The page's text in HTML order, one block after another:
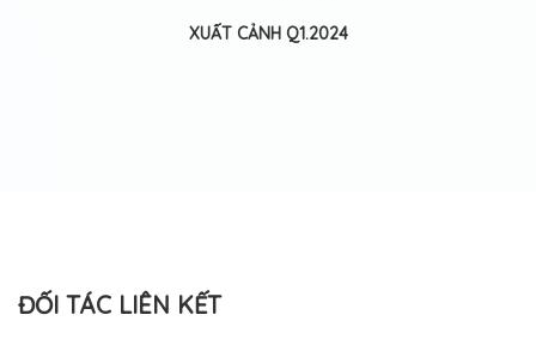
XUẤT CẢNH Q1.2024
ĐỐI TÁC LIÊN KẾT